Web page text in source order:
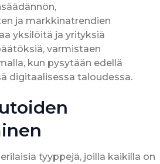
ja markkinatrendien
yksilöitä ja yrityksiä
varmistaen
kun pysytään edellä
digitaalisessa taloudessa.
tyyppejä, joilla kaikilla on